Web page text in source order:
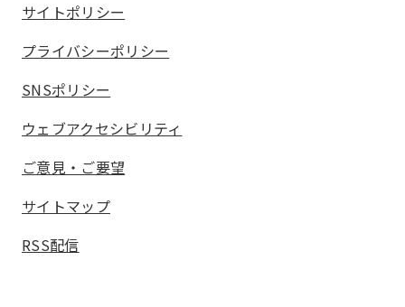
サイトポリシー
プライバシーポリシー
SNSポリシー
ウェブアクセシビリティ
ご意見・ご要望
サイトマップ
RSS配信